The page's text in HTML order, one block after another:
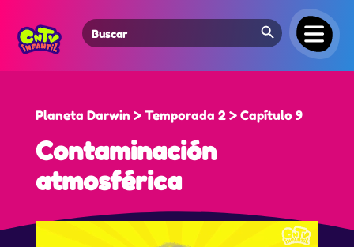
Search
for:
Search Button
Planeta Darwin > Temporada 2 > Capítulo 9
Contaminación
atmosférica